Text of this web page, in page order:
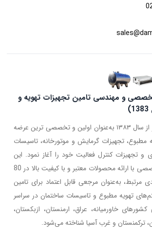
و مهندسی تامین تجهیزات تهویه و
مجموعه دمـاتجهیـز از سال ۱۳۸۳ به‌عنوان اولین و تخصصی ترین عرضه
مطبوع، تجهیزات گرمایش و موتورخانه، تاسیسات
و تجهیزات کنترل فعالیت خود را آغاز نمود. این
مجموعه کامل و تخصصی با ارائه محصولات معتبر و با کیفیت بالا در 80
مرتبط، به‌عنوان مرجعی قابل اعتماد برای تامین
تهویه مطبوع و تاسیسات ساختمان در سراسر
خاورمیانه، عراق، ارمنستان، ازبکستان،
ترکمنستان و غرب آسیا شناخته می‌شود.